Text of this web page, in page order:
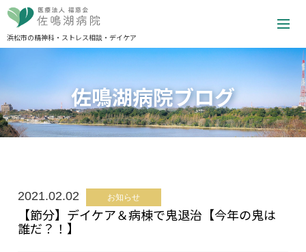
浜松市の精神科・ストレス相談・デイケア
佐鳴湖病院ブログ
2021.02.02 お知らせ
【節分】デイケア＆病棟で鬼退治【今年の鬼は
誰だ？！】